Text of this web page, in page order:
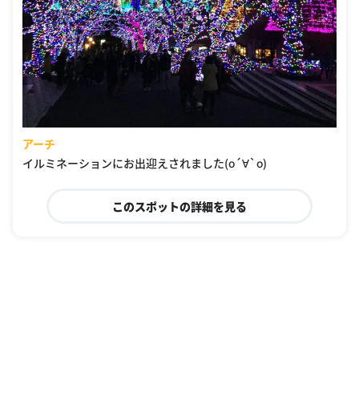
アーチ
イルミネーションにお出迎えされました(о´∀`о)
このスポットの詳細を見る